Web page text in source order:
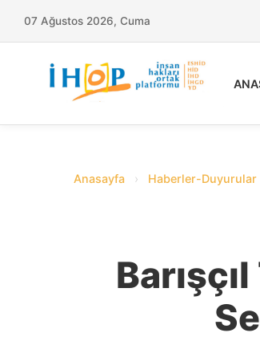
07 Ağustos 2026, Cuma
Anasayfa › Haberler-Duyurular